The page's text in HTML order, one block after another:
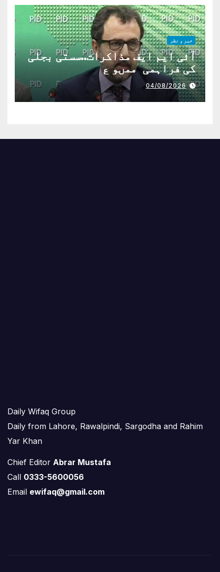
خبر و نظر
آئی ایم ایف مذاکرات..سستی بجلی
کی فراہمی ممںو ع
04/08/2026
Daily Wifaq Group
Daily from Lahore, Rawalpindi, Sargodha and Rahim
Yar Khan
Chief Editor Abrar Mustafa
Call 0333-5600056
Email ewifaq@gmail.com